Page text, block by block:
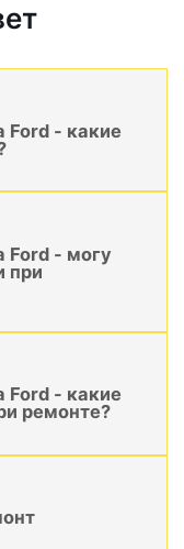
Ford - какие
Ford - могу
при
Ford - какие
ремонте?